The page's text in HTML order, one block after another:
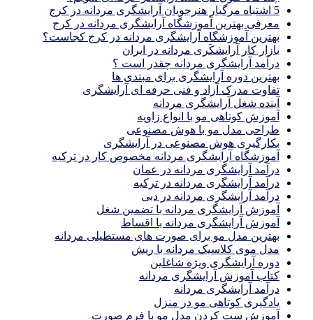
5 اشتباه مرگبار هنرجویان آرایشگری مردانه در کرج
معرفی بهترین آموزشگاه آرایشگری مردانه در کرج
بهترین آموزشگاه آرایشگری مردانه در کرج کجاست؟
بازار كار آرايشكَرى مردانه در ايران
درآمد آرایشگری مردانه چقدر است ؟
بهترین دوره آرایشگری برای مبتدی ها
تفاوت مدرک آزاد و فنی حرفه ای آرایشگری
آینده شغل آرایشگری مردانه
آموزش کوتاهی مو با انواع زاویه
طراحی مدل مو با هوش مصنوعی
بکارگیری هوش مصنوعی در آرایشگری
آموزشگاه آرایشگری مردانه مخصوص کار در ترکیه
درآمد آرایشگری مردانه در عمان
درآمد آرایشگری مردانه در ترکیه
درآمد آرایشگری مردانه در دبی
آموزش آرایشگری مردانه با تضمین شغل
آموزش آرایشگری مردانه با اقساط
بهترین مدل مو برای صورت های مستطیلی مردانه
مدل موی کلاسیک مردانه با ریش
دوره آرایشگری ویژه شاغلین
کتاب آموزش آرایشگری مردانه
درآمد آرایشگری مردانه
یادگیری كوتاهى مو در منزل
آموزش ست كردن مدل مو با فرم صورت